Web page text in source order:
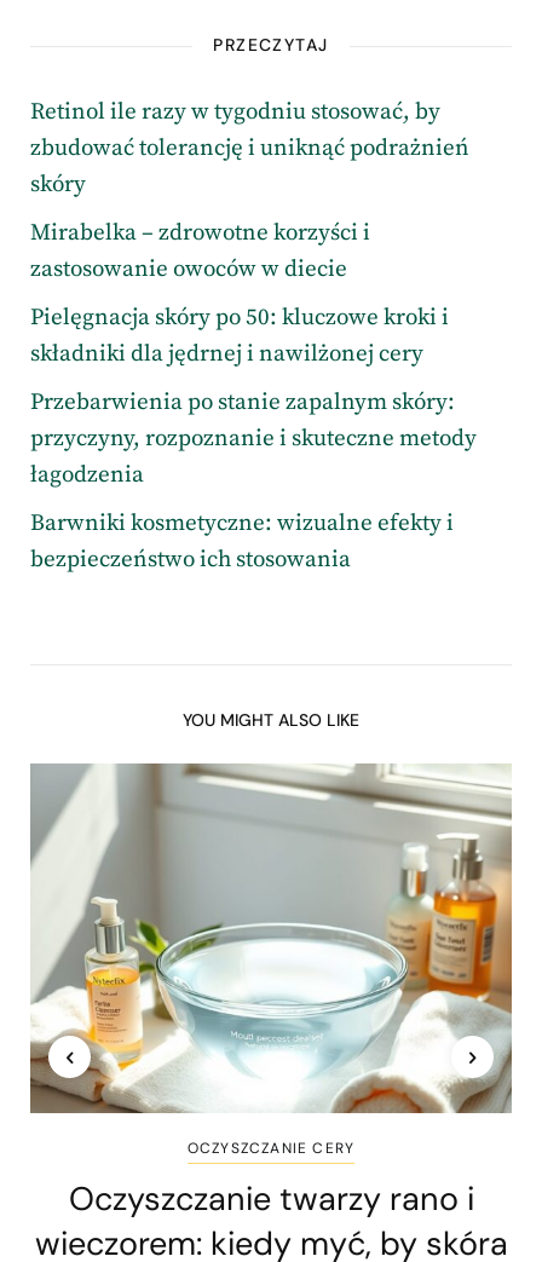
PRZECZYTAJ
Retinol ile razy w tygodniu stosować, by
zbudować tolerancję i uniknąć podrażnień
skóry
Mirabelka – zdrowotne korzyści i
zastosowanie owoców w diecie
Pielęgnacja skóry po 50: kluczowe kroki i
składniki dla jędrnej i nawilżonej cery
Przebarwienia po stanie zapalnym skóry:
przyczyny, rozpoznanie i skuteczne metody
łagodzenia
Barwniki kosmetyczne: wizualne efekty i
bezpieczeństwo ich stosowania
YOU MIGHT ALSO LIKE
OCZYSZCZANIE CERY
Oczyszczanie twarzy rano i
wieczorem: kiedy myć, by skóra